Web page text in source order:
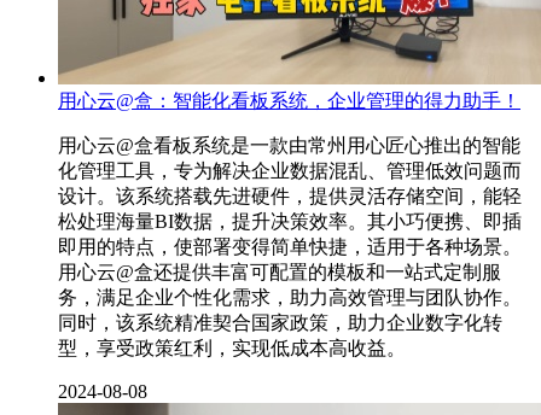
用心云@盒：智能化看板系统，企业管理的得力助手！
用心云@盒看板系统是一款由常州用心匠心推出的智能
化管理工具，专为解决企业数据混乱、管理低效问题而
设计。该系统搭载先进硬件，提供灵活存储空间，能轻
松处理海量BI数据，提升决策效率。其小巧便携、即插
即用的特点，使部署变得简单快捷，适用于各种场景。
用心云@盒还提供丰富可配置的模板和一站式定制服
务，满足企业个性化需求，助力高效管理与团队协作。
同时，该系统精准契合国家政策，助力企业数字化转
型，享受政策红利，实现低成本高收益。
2024-08-08